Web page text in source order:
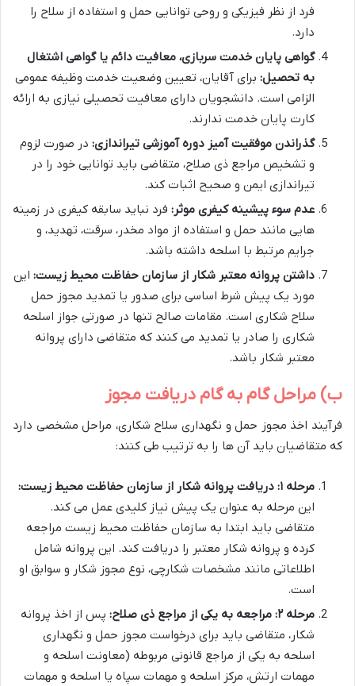
فرد از نظر فیزیکی و روحی توانایی حمل و استفاده از سلاح را
دارد.
گواهی پایان خدمت سربازی، معافیت دائم یا گواهی اشتغال
به تحصیل: برای آقایان، تعیین وضعیت خدمت وظیفه عمومی
الزامی است. دانشجویان دارای معافیت تحصیلی نیازی به ارائه
کارت پایان خدمت ندارند.
گذراندن موفقیت آمیز دوره آموزشی تیراندازی: در صورت لزوم
و تشخیص مراجع ذی صلاح، متقاضی باید توانایی خود را در
تیراندازی ایمن و صحیح اثبات کند.
عدم سوء پیشینه کیفری موثر: فرد نباید سابقه کیفری در زمینه
هایی مانند حمل و استفاده از مواد مخدر، سرقت، تهدید، و
جرایم مرتبط با اسلحه داشته باشد.
داشتن پروانه معتبر شکار از سازمان حفاظت محیط زیست: این
مورد یک پیش شرط اساسی برای صدور یا تمدید مجوز حمل
سلاح شکاری است. مقامات صالح تنها در صورتی جواز اسلحه
شکاری را صادر یا تمدید می کنند که متقاضی دارای پروانه
معتبر شکار باشد.
ب) مراحل گام به گام دریافت مجوز
فرآیند اخذ مجوز حمل و نگهداری سلاح شکاری، مراحل مشخصی دارد
که متقاضیان باید آن ها را به ترتیب طی کنند:
مرحله ۱: دریافت پروانه شکار از سازمان حفاظت محیط زیست:
این مرحله به عنوان یک پیش نیاز کلیدی عمل می کند.
متقاضی باید ابتدا به سازمان حفاظت محیط زیست مراجعه
کرده و پروانه شکار معتبر را دریافت کند. این پروانه شامل
اطلاعاتی مانند مشخصات شکارچی، نوع مجوز شکار و سوابق او
است.
مرحله ۲: مراجعه به یکی از مراجع ذی صلاح:
پس از اخذ پروانه
شکار، متقاضی باید برای درخواست مجوز حمل و نگهداری
اسلحه به یکی از مراجع قانونی مربوطه (معاونت اسلحه و
مهمات ارتش، مرکز اسلحه و مهمات سپاه یا اسلحه و مهمات